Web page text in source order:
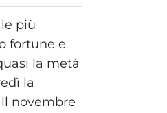
più
fortune e
la metà
la
novembre